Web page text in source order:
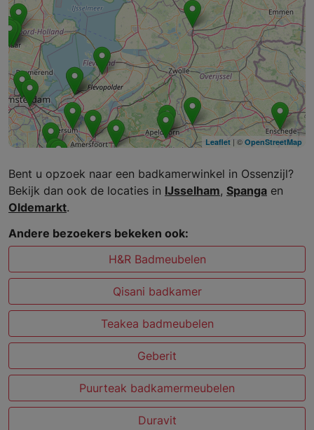
Leaflet | © OpenStreetMap
Bent u opzoek naar een badkamerwinkel in Ossenzijl?
Bekijk dan ook de locaties in IJsselham, Spanga en
Oldemarkt.
Andere bezoekers bekeken ook:
H&R Badmeubelen
Qisani badkamer
Teakea badmeubelen
Geberit
Puurteak badkamermeubelen
Duravit